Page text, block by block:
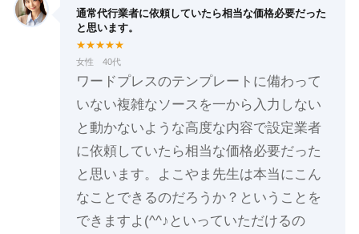
通常代行業者に依頼していたら相当な価格必要だった
と思います。
★★★★★
女性 40代
ワードプレスのテンプレートに備わって
いない複雑なソースを一から入力しない
と動かないような高度な内容で設定業者
に依頼していたら相当な価格必要だった
と思います。よこやま先生は本当にこん
なことできるのだろうか？ということを
できますよ(^^♪といっていただけるの